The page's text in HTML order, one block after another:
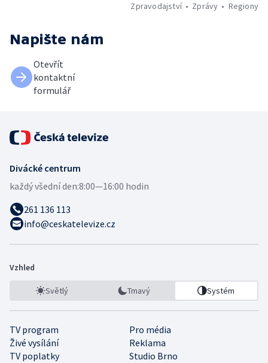
Zpravodajství
Zprávy Regiony
Napište nám
Otevřít
kontaktní
formulář
Divácké centrum
každý všední den:8:00—16:00 hodin
261 136 113
info@ceskatelevize.cz
Vzhled
Světlý Tmavý Systém
TV program
Pro média
Živé vysílání
Reklama
TV poplatky
Studio Brno